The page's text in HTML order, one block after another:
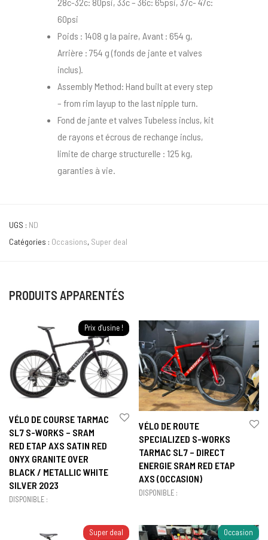
28c-32c: 80psi, 33c – 36c: 65psi, 37c- 47c:
60psi
Poids : 1408 g la paire, Avant : 654 g,
Arrière : 754 g (fonds de jante et valves
inclus).
Assembly Method: Hand built at every step
– from rim layup to the last nipple turn.
Fond de jante et valves Tubeless inclus, kit
de rayons et écrous de rechange inclus,
limite de charge structurelle : 125 kg,
garanties à vie.
UGS : ND
Catégories : Occasions, Super deal
PRODUITS APPARENTÉS
Prix d'usine !
VÉLO DE COURSE TARMAC
SL7 S-WORKS – SRAM
RED ETAP AXS SATIN RED
ONYX GRANITE OVER
BLACK / METALLIC WHITE
SILVER 2023
DISPONIBLE :
VÉLO DE ROUTE
SPECIALIZED S-WORKS
TARMAC SL7 – DIRECT
ENERGIE SRAM RED ETAP
AXS (OCCASION)
DISPONIBLE :
Super deal Occasion